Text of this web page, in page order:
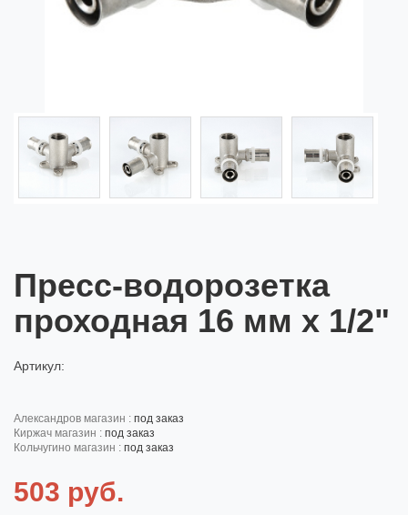
Пресс-водорозетка
проходная 16 мм х 1/2"
Артикул:
александров магазин : под заказ
киржач магазин : под заказ
кольчугино магазин : под заказ
503 руб.